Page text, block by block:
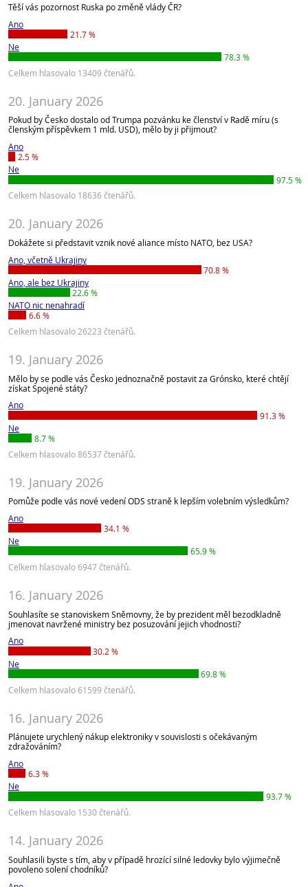
Těší vás pozornost Ruska po změně vlády ČR?
Ano
21.7 %
Ne
78.3 %
Celkem hlasovalo 13409 čtenářů.
20. January 2026
Pokud by Česko dostalo od Trumpa pozvánku ke členství v Radě míru (s
členským příspěvkem 1 mld. USD), mělo by ji přijmout?
Ano
2.5 %
Ne
97.5 %
Celkem hlasovalo 18636 čtenářů.
20. January 2026
Dokážete si představit vznik nové aliance místo NATO, bez USA?
Ano, včetně Ukrajiny
70.8 %
Ano, ale bez Ukrajiny
22.6 %
NATO nic nenahradí
6.6 %
Celkem hlasovalo 26223 čtenářů.
19. January 2026
Mělo by se podle vás Česko jednoznačně postavit za Grónsko, které chtějí
získat Spojené státy?
Ano
91.3 %
Ne
8.7 %
Celkem hlasovalo 86537 čtenářů.
19. January 2026
Pomůže podle vás nové vedení ODS straně k lepším volebním výsledkům?
Ano
34.1 %
Ne
65.9 %
Celkem hlasovalo 6947 čtenářů.
16. January 2026
Souhlasíte se stanoviskem Sněmovny, že by prezident měl bezodkladně
jmenovat navržené ministry bez posuzování jejich vhodnosti?
Ano
30.2 %
Ne
69.8 %
Celkem hlasovalo 61599 čtenářů.
16. January 2026
Plánujete urychlený nákup elektroniky v souvislosti s očekávaným
zdražováním?
Ano
6.3 %
Ne
93.7 %
Celkem hlasovalo 1530 čtenářů.
14. January 2026
Souhlasili byste s tím, aby v případě hrozící silné ledovky bylo výjimečně
povoleno solení chodníků?